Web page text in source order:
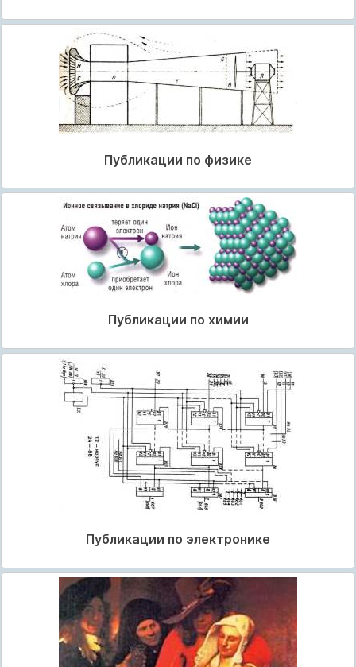
Публикации по физике
Публикации по химии
Публикации по электронике